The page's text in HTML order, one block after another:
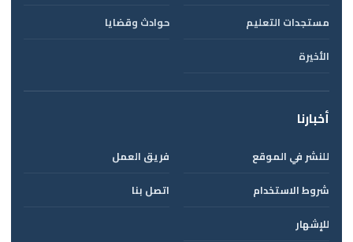
مستجدات التعليم
حوادث وقضايا
الأخيرة
أخبارنا
للنشر في الموقع
فريق العمل
شروط الاستخدام
اتصل بنا
للإشهار